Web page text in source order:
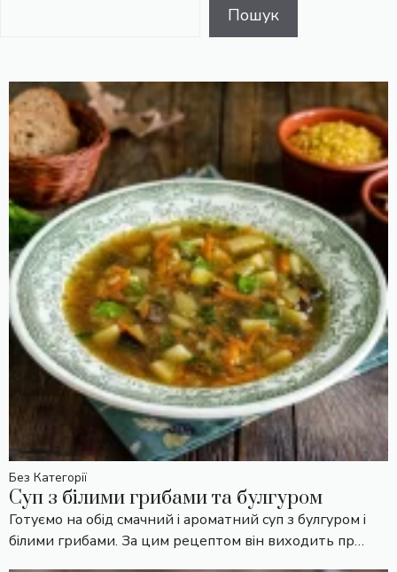
Пошук
Без Категорії
Суп з білими грибами та булгуром
Готуємо на обід смачний і ароматний суп з булгуром і
білими грибами. За цим рецептом він виходить пр…